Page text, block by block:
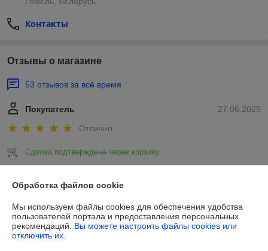
Контакты
Отзывы о магазине
53 отзывов за всё время
27.06.2025
Покупатель
Отлично
Сделка подтверждена через корзину
Покупатель
Плохо
Пытался купить у этого продавца Колесо BRADO для тачки 4.00-8
Обработка файлов cookie
Мы используем файлы cookies для обеспечения удобства
пользователей портала и предоставления персональных
рекомендаций. Вы можете настроить файлы cookies или
отключить их.